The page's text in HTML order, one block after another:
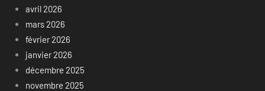
avril 2026
mars 2026
février 2026
janvier 2026
décembre 2025
novembre 2025